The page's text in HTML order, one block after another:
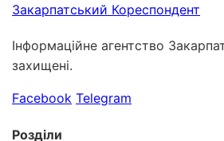
Закарпатський Кореспондент
Інформаційне агентство
захищені.
Facebook Telegram
Розділи